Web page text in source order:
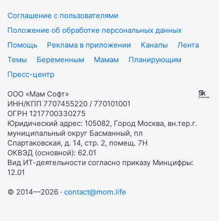
Соглашение с пользователями
Положение об обработке персональных данных
Помощь
Реклама в приложении Каналы
Лента
Темы
Беременным Мамам
Планирующим
Пресс-центр
ООО «Мам Софт»
ИНН/КПП 7707455220 / 770101001
ОГРН 1217700330275
Юридический адрес: 105082, Город Москва, вн.тер.г.
муниципальный округ Басманный, пл
Спартаковская, д. 14, стр. 2, помещ. 7Н
ОКВЭД (основной): 62.01
Вид ИТ-деятельности согласно приказу Минцифры:
12.01
© 2014—2026 · contact@mom.life